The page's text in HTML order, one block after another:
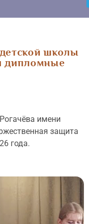
школы
дипломные
имени
защита
года.